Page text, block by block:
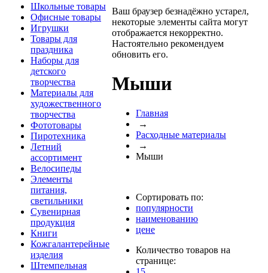
Школьные товары
Офисные товары
Игрушки
Товары для
праздника
Наборы для
детского
творчества
Материалы для
художественного
творчества
Фототовары
Пиротехника
Летний
ассортимент
Велосипеды
Элементы
питания,
светильники
Сувенирная
продукция
Книги
Кожгалантерейные
изделия
Штемпельная
Ваш браузер безнадёжно устарел,
некоторые элементы сайта могут
отображается некорректно.
Настоятельно рекомендуем
обновить его.
Мыши
Главная
→
Расходные материалы
→
Мыши
Сортировать по:
популярности
наименованию
цене
Количество товаров на
странице: